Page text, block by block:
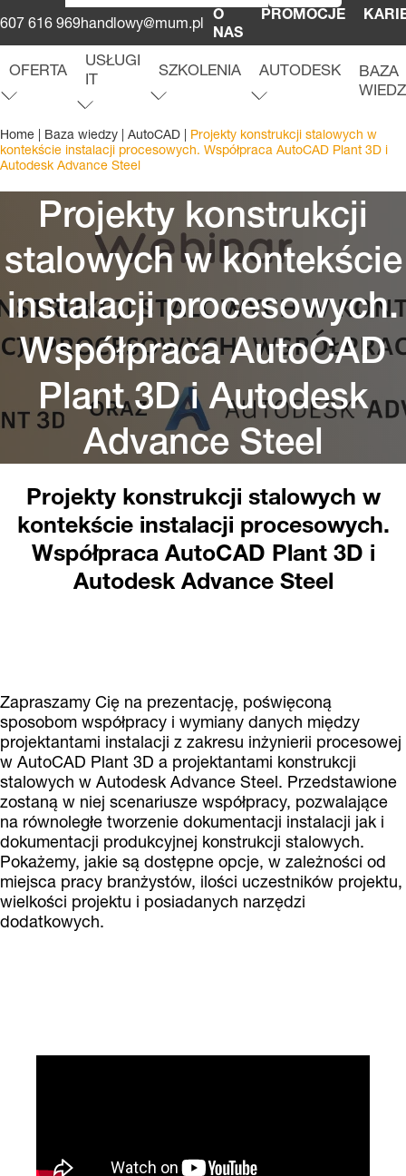
607 616 969handlowy@mum.pl O
NAS
PROMOCJE
OFERTA
USŁUGI
IT
U
s
ł
u
g
i
I
T
r
o
z
w
i
ń
m
e
n
u
SZKOLENIA
S
z
k
o
l
e
n
i
a
r
o
z
w
i
ń
m
e
n
AUTODESK
A
u
t
o
d
e
s
k
r
o
z
w
i
ń
m
e
n
BAZA
Home | Baza wiedzy | AutoCAD | Projekty konstrukcji stalowych w
kontekście instalacji procesowych. Współpraca AutoCAD Plant 3D i
Autodesk Advance Steel
Projekty konstrukcji
stalowych w kontekście
instalacji procesowych.
Współpraca AutoCAD
Plant 3D i Autodesk
Advance Steel
Projekty konstrukcji stalowych w
kontekście instalacji procesowych.
Współpraca AutoCAD Plant 3D i
Autodesk Advance Steel
Zapraszamy Cię na prezentację, poświęconą
sposobom współpracy i wymiany danych między
projektantami instalacji z zakresu inżynierii procesowej
w AutoCAD Plant 3D a projektantami konstrukcji
stalowych w Autodesk Advance Steel. Przedstawione
zostaną w niej scenariusze współpracy, pozwalające
na równoległe tworzenie dokumentacji instalacji jak i
dokumentacji produkcyjnej konstrukcji stalowych.
Pokażemy, jakie są dostępne opcje, w zależności od
miejsca pracy branżystów, ilości uczestników projektu,
wielkości projektu i posiadanych narzędzi
dodatkowych.